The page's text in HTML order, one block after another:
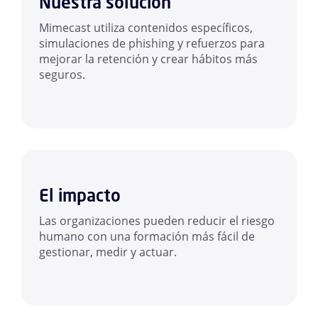
Mimecast utiliza contenidos específicos,
simulaciones de phishing y refuerzos para
mejorar la retención y crear hábitos más
seguros.
El impacto
Las organizaciones pueden reducir el riesgo
humano con una formación más fácil de
gestionar, medir y actuar.